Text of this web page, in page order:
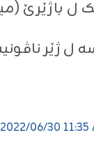
2022/06/30 11:35